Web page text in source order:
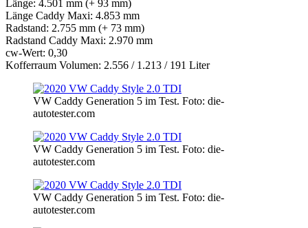
Länge: 4.501 mm (+ 93 mm)
Länge Caddy Maxi: 4.853 mm
Radstand: 2.755 mm (+ 73 mm)
Radstand Caddy Maxi: 2.970 mm
cw-Wert: 0,30
Kofferraum Volumen: 2.556 / 1.213 / 191 Liter
VW Caddy Generation 5 im Test. Foto: die-
autotester.com
VW Caddy Generation 5 im Test. Foto: die-
autotester.com
VW Caddy Generation 5 im Test. Foto: die-
autotester.com